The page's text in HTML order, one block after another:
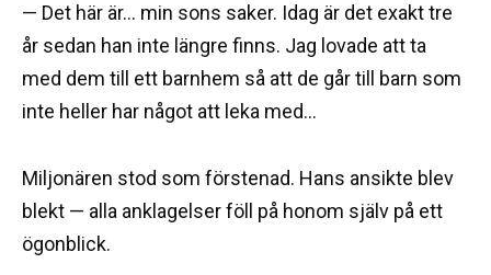
— Det här är… min sons saker. Idag är det exakt tre
år sedan han inte längre finns. Jag lovade att ta
med dem till ett barnhem så att de går till barn som
inte heller har något att leka med…
Miljonären stod som förstenad. Hans ansikte blev
blekt — alla anklagelser föll på honom själv på ett
ögonblick.